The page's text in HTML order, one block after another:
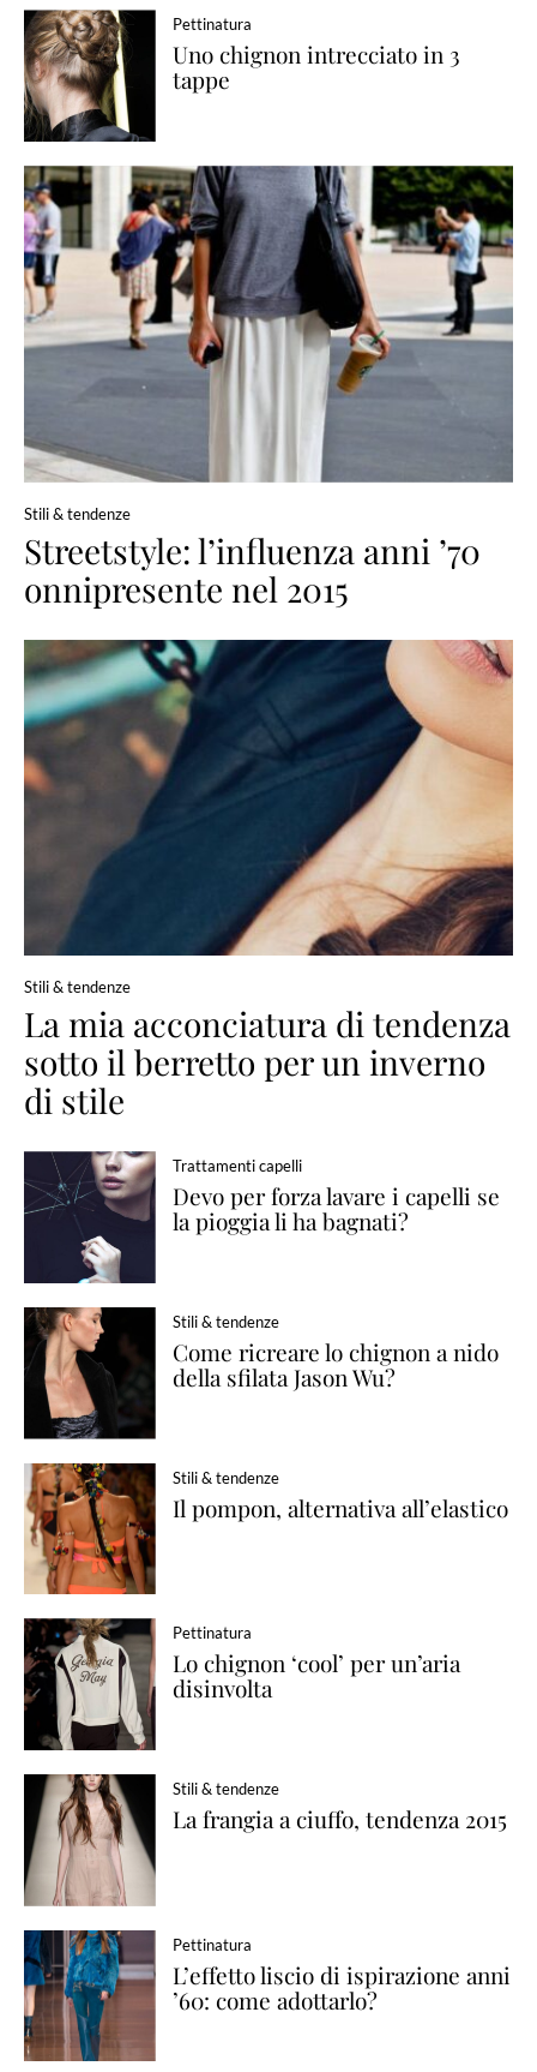
Pettinatura
Uno chignon intrecciato in 3
tappe
Stili & tendenze
Streetstyle: l’influenza anni ’70
onnipresente nel 2015
Stili & tendenze
La mia acconciatura di tendenza
sotto il berretto per un inverno
di stile
Trattamenti capelli
Devo per forza lavare i capelli se
la pioggia li ha bagnati?
Stili & tendenze
Come ricreare lo chignon a nido
della sfilata Jason Wu?
Stili & tendenze
Il pompon, alternativa all’elastico
Pettinatura
Lo chignon ‘cool’ per un’aria
disinvolta
Stili & tendenze
La frangia a ciuffo, tendenza 2015
Pettinatura
L’effetto liscio di ispirazione anni
’60: come adottarlo?